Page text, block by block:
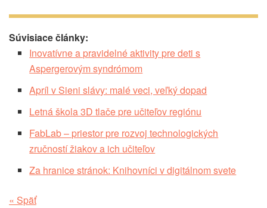
Súvisiace články:
Inovatívne a pravidelné aktivity pre deti s
Aspergerovým syndrómom
Apríl v Sieni slávy: malé veci, veľký dopad
Letná škola 3D tlače pre učiteľov regiónu
FabLab – priestor pre rozvoj technologických
zručností žiakov a ich učiteľov
Za hranice stránok: Knihovníci v digitálnom svete
« Späť